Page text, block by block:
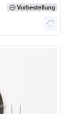
Vorbestellung